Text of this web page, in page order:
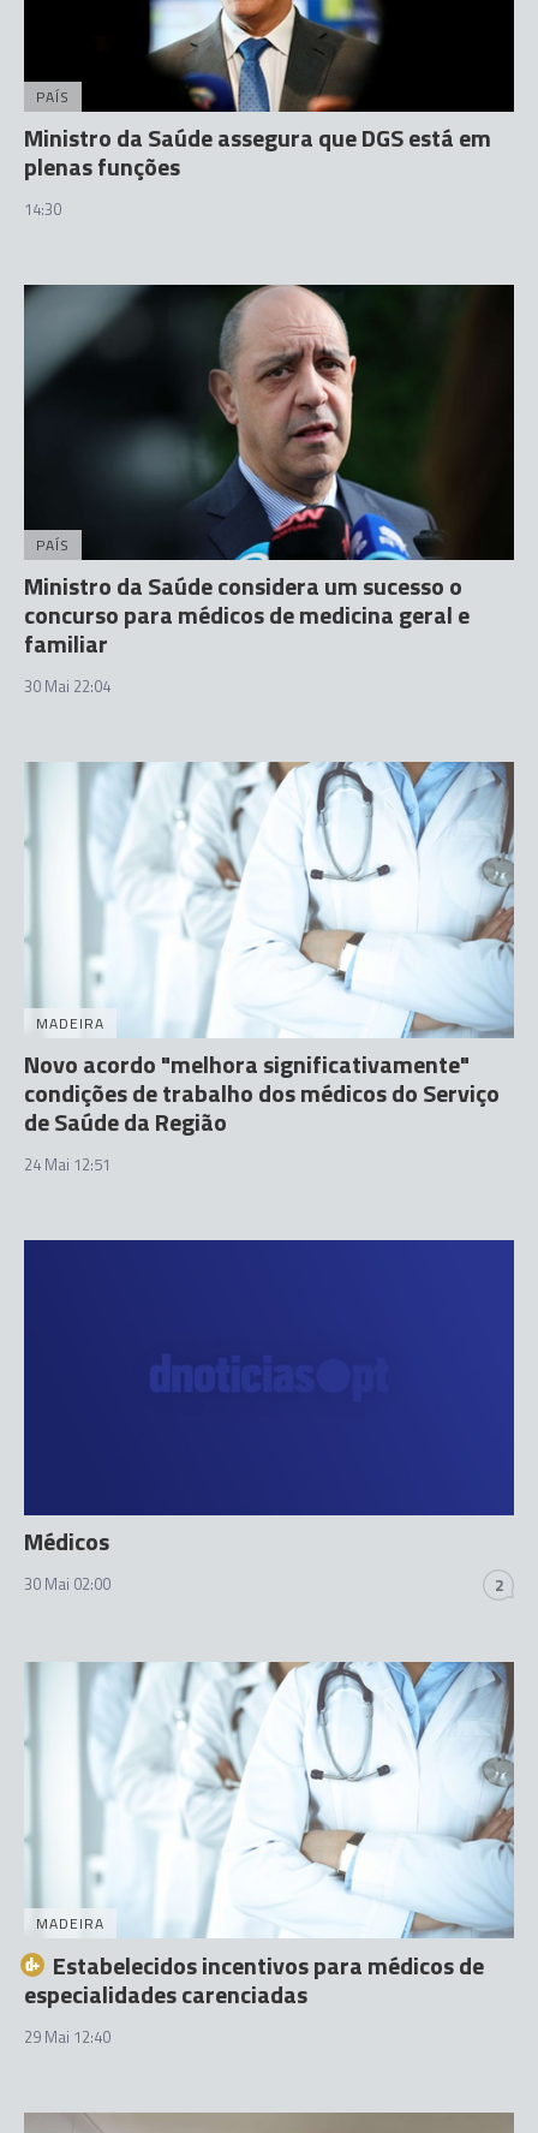
PAÍS
Ministro da Saúde assegura que DGS está em
plenas funções
14:30
PAÍS
Ministro da Saúde considera um sucesso o
concurso para médicos de medicina geral e
familiar
30 Mai 22:04
MADEIRA
Novo acordo "melhora significativamente"
condições de trabalho dos médicos do Serviço
de Saúde da Região
24 Mai 12:51
Médicos
30 Mai 02:00 2
MADEIRA
Estabelecidos incentivos para médicos de
especialidades carenciadas
29 Mai 12:40